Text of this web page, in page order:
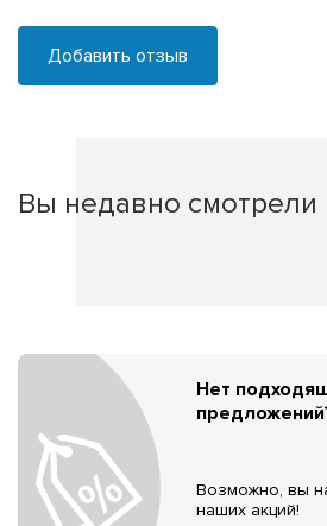
Добавить отзыв
Вы недавно смотрели
Нет
Возможно, вы
наших акций!